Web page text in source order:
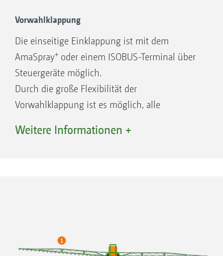
Vorwahlklappung
Die einseitige Einklappung ist mit dem
AmaSpray+ oder einem ISOBUS-Terminal über
Steuergeräte möglich.
Durch die große Flexibilität der
Vorwahlklappung ist es möglich, alle
rechts, beide Seiten können unabhängig
Weitere Informationen +